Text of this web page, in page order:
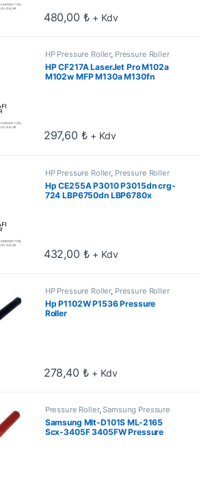
480,00 ₺ + Kdv
HP Pressure Roller, Pressure Roller
HP CF217A LaserJet Pro M102a
M102w MFP M130a M130fn
297,60 ₺ + Kdv
HP Pressure Roller, Pressure Roller
Hp CE255A P3010 P3015dn crg-
724 LBP6750dn LBP6780x
432,00 ₺ + Kdv
HP Pressure Roller, Pressure Roller
Hp P1102W P1536 Pressure
Roller
278,40 ₺ + Kdv
Pressure Roller,Samsung Pressure
Roller
Samsung Mlt-D101S ML-2165
Scx-3405F 3405FW Pressure